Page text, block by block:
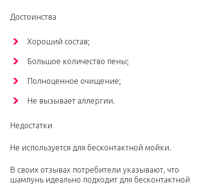
Достоинства
Хороший состав;
Большое количество пены;
Полноценное очищение;
Не вызывает аллергии.
Недостатки
Не используется для бесконтактной мойки.
В своих отзывах потребители указывают, что
шампунь идеально подходит для бесконтактной